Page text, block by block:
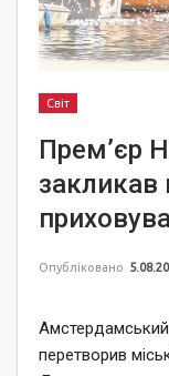
Світ
Прем’єр
закликав
Опубліковано
перетворив